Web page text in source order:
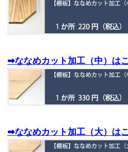
➡ななめカット加工（中）は
➡ななめカット加工（大）は